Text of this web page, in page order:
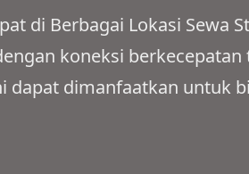
di Berbagai Lokasi Sewa
koneksi
dapat dimanfaatkan untuk
menjangkau area